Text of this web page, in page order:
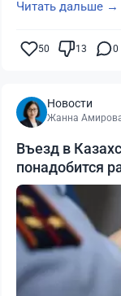
Читать дальше →
50 13 0
Новости
Жанна
Въезд в
понадобится